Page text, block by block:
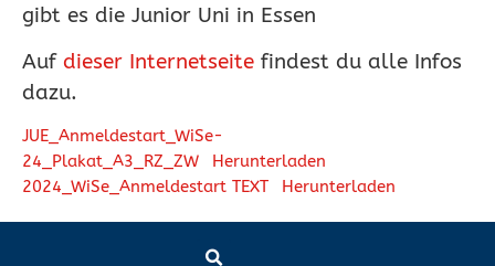
gibt es die Junior Uni in Essen
Auf dieser Internetseite findest du alle Infos
dazu.
JUE_Anmeldestart_WiSe-
24_Plakat_A3_RZ_ZW
Herunterladen
2024_WiSe_Anmeldestart TEXT
Herunterladen